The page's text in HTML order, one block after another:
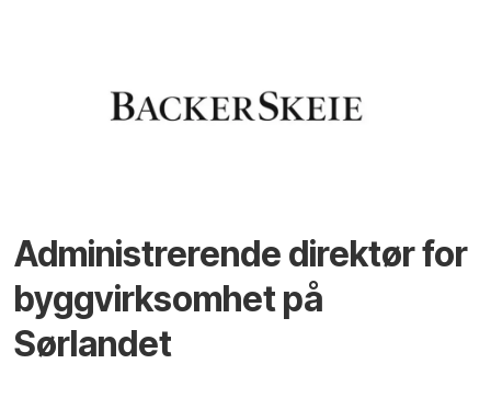
Administrerende direktør for
byggvirksomhet på
Sørlandet